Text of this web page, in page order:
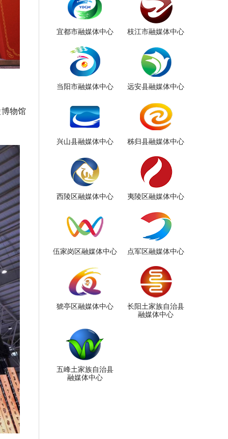
物馆
宜都市融媒体中心 枝江市融媒体中心
当阳市融媒体中心 远安县融媒体中心
兴山县融媒体中心 秭归县融媒体中心
西陵区融媒体中心 夷陵区融媒体中心
伍家岗区融媒体中心 点军区融媒体中心
猇亭区融媒体中心
长阳土家族自治县
融媒体中心
五峰土家族自治县
融媒体中心